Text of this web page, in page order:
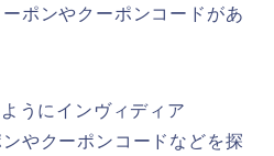
ポンやクーポンコードがあ
うにインヴィディア
やクーポンコードなどを探